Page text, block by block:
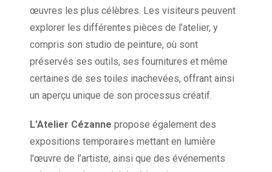
œuvres les plus célèbres. Les visiteurs peuvent
explorer les différentes pièces de l’atelier, y
compris son studio de peinture, où sont
préservés ses outils, ses fournitures et même
certaines de ses toiles inachevées, offrant ainsi
un aperçu unique de son processus créatif.
L’Atelier Cézanne propose également des
expositions temporaires mettant en lumière
l’œuvre de l’artiste, ainsi que des événements